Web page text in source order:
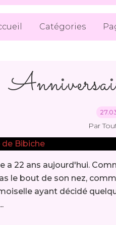
Catégories
Par
a 22 ans aujourd'hui.
le bout de son nez,
ayant décidé